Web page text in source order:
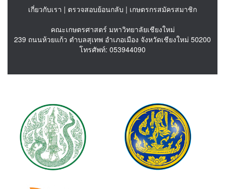
เกี่ยวกับเรา | ตรวจสอบย้อนกลับ | เกษตรกรสมัครสมาชิก
คณะเกษตรศาสตร์ มหาวิทยาลัยเชียงใหม่
239 ถนนห้วยแก้ว ตำบลสุเทพ อำเภอเมือง จังหวัดเชียงใหม่ 50200
โทรศัพท์: 053944090